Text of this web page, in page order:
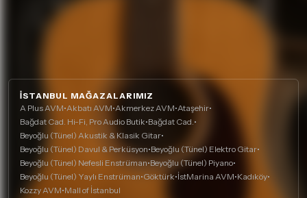
İSTANBUL MAĞAZALARIMIZ
A Plus AVM•Akbatı AVM•Akmerkez AVM•Ataşehir•
Bağdat Cad. Hi-Fi, Pro Audio Butik•Bağdat Cad.•
Beyoğlu (Tünel) Akustik & Klasik Gitar•
Beyoğlu (Tünel) Davul & Perküsyon•Beyoğlu (Tünel) Elektro Gitar•
Beyoğlu (Tünel) Nefesli Enstrüman•Beyoğlu (Tünel) Piyano•
Beyoğlu (Tünel) Yaylı Enstrüman•Göktürk•İstMarina AVM•Kadıköy•
Kozzy AVM•Mall of İstanbul